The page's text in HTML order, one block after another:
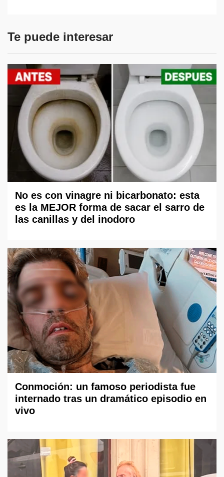
Te puede interesar
No es con vinagre ni bicarbonato: esta
es la MEJOR forma de sacar el sarro de
las canillas y del inodoro
Conmoción: un famoso periodista fue
internado tras un dramático episodio en
vivo